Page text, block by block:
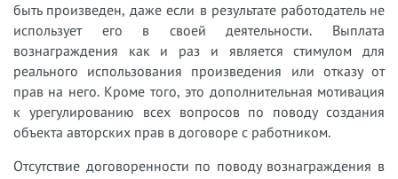
быть произведен, даже если в результате работодатель не
использует его в своей деятельности. Выплата
вознаграждения как и раз и является стимулом для
реального использования произведения или отказу от
прав на него. Кроме того, это дополнительная мотивация
к урегулированию всех вопросов по поводу создания
объекта авторских прав в договоре с работником.
Отсутствие договоренности по поводу вознаграждения в